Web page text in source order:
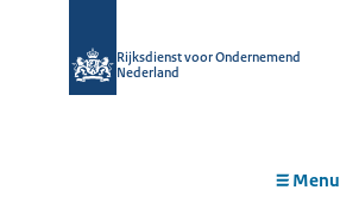
Rijksdienst voor Ondernemend
Nederland
Menu